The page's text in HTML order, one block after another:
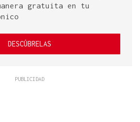
gratuita en tu
DESCÚBRELAS